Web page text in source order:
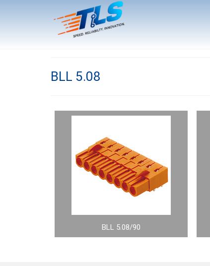
BLL 5.08
BLL 5.08/90